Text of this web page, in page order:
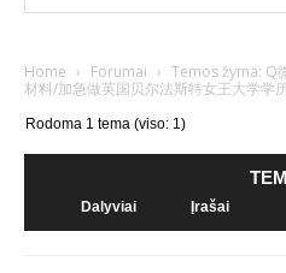
Home › Forumai › Temos žyma: Q
材料/加急做英国贝尔法斯特女王大学学
Rodoma 1 tema (viso: 1)
Dalyviai Įrašai